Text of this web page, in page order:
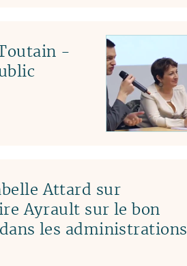
-
Attard sur
Ayrault sur le bon
les administrations